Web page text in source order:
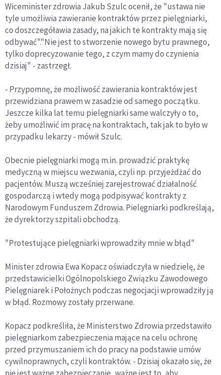
Wiceminister zdrowia Jakub Szulc ocenił, że "ustawa nie
tyle umożliwia zawieranie kontraktów przez pielęgniarki,
co doszczegóławia zasady, na jakich te kontrakty mają się
odbywać"."Nie jest to stworzenie nowego bytu prawnego,
tylko doprecyzowanie tego, z czym mamy do czynienia
dzisiaj" - zastrzegł.
- Przypomnę, że możliwość zawierania kontraktów jest
przewidziana prawem w zasadzie od samego początku.
Jeszcze kilka lat temu pielęgniarki same walczyły o to,
żeby umożliwić im pracę na kontraktach, tak jak to było w
przypadku lekarzy - mówił Szulc.
Obecnie pielęgniarki mogą m.in. prowadzić praktykę
medyczną w miejscu wezwania, czyli np. przyjeżdżać do
pacjentów. Muszą wcześniej zarejestrować działalność
gospodarczą i wtedy mogą podpisywać kontrakty z
Narodowym Funduszem Zdrowia. Pielęgniarki podkreślają,
że dyrektorzy szpitali obchodzą.
"Protestujące pielęgniarki wprowadziły mnie w błąd"
Minister zdrowia Ewa Kopacz oświadczyła w niedzielę, że
przedstawicielki Ogólnopolskiego Związku Zawodowego
Pielęgniarek i Położnych podczas negocjacji wprowadziły ją
w błąd. Rozmowy zostały przerwane.
Kopacz podkreśliła, że Ministerstwo Zdrowia przedstawiło
pielęgniarkom zabezpieczenia mające na celu ochronę
przed przymuszaniem ich do pracy na podstawie umów
cywilnoprawnych, czyli kontraktów. - Dzisiaj okazało się, że
nie jest ważne zabezpieczanie, ważne jest to, aby